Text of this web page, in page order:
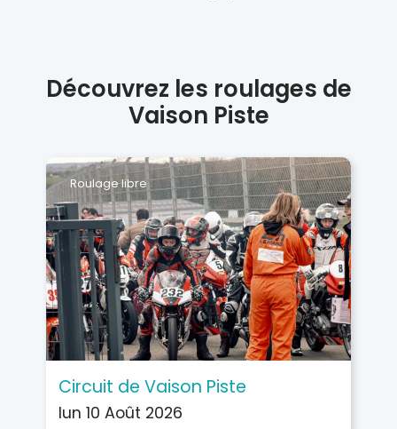
Découvrez les roulages de
Vaison Piste
Roulage libre
Circuit de Vaison Piste
lun 10 Août 2026